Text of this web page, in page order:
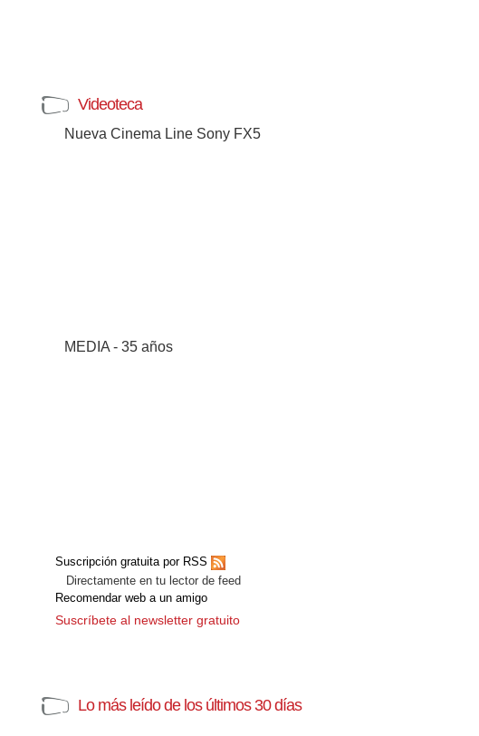
Videoteca
Nueva Cinema Line Sony FX5
MEDIA - 35 años
Suscripción gratuita por RSS
Directamente en tu lector de feed
Recomendar web a un amigo
Suscríbete al newsletter gratuito
Lo más leído de los últimos 30 días